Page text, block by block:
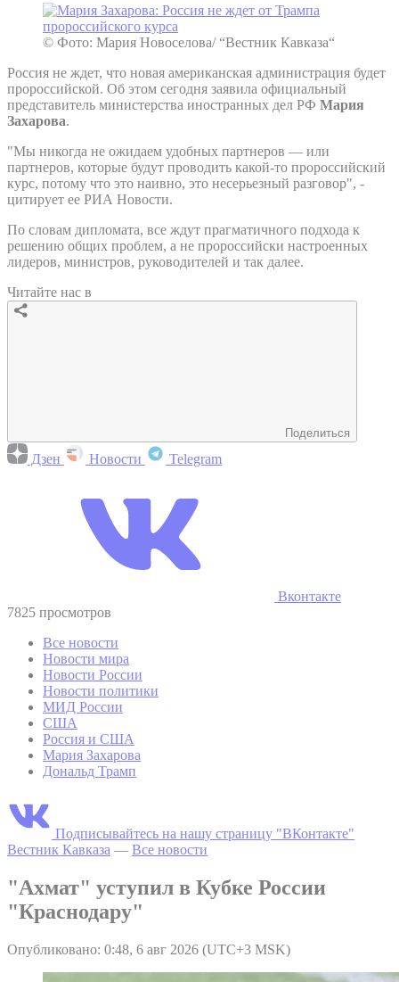
© Фото: Мария Новоселова/ “Вестник Кавказа“
Россия не ждет, что новая американская администрация будет
пророссийской. Об этом сегодня заявила официальный
представитель министерства иностранных дел РФ Мария
Захарова.
"Мы никогда не ожидаем удобных партнеров — или
партнеров, которые будут проводить какой-то пророссийский
курс, потому что это наивно, это несерьезный разговор", -
цитирует ее РИА Новости.
По словам дипломата, все ждут прагматичного подхода к
решению общих проблем, а не пророссийски настроенных
лидеров, министров, руководителей и так далее.
Читайте нас в
Поделиться
Дзен Новости Telegram
Вконтакте
7825 просмотров
Все новости
Новости мира
Новости России
Новости политики
МИД России
США
Россия и США
Мария Захарова
Дональд Трамп
Подписывайтесь на нашу страницу "ВКонтакте"
Вестник Кавказа — Все новости
"Ахмат" уступил в Кубке России
"Краснодару"
Опубликовано: 0:48, 6 авг 2026 (UTC+3 MSK)